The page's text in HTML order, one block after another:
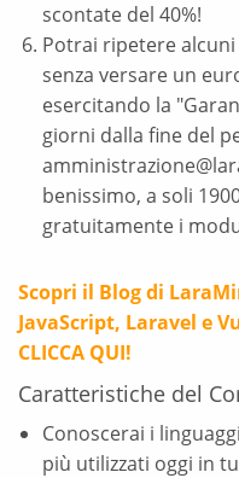
scontate del 40%!
Potrai ripetere
senza versare un
esercitando la
giorni dalla fine del
benissimo, a soli
gratuitamente i
Scopri il Blog di
JavaScript, Laravel e
CLICCA QUI!
Caratteristiche del
Conoscerai i
più utilizzati oggi in